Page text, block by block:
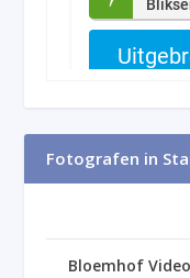
Fotografen in
Bloemhof